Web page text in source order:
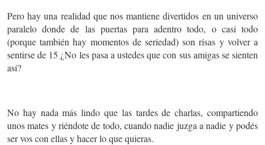
Pero hay una realidad que nos mantiene divertidos en un universo
paralelo donde de las puertas para adentro todo, o casi todo
(porque también hay momentos de seriedad) son risas y volver a
sentirse de 15 ¿No les pasa a ustedes que con sus amigas se sienten
así?
No hay nada más lindo que las tardes de charlas, compartiendo
unos mates y riéndote de todo, cuando nadie juzga a nadie y podés
ser vos con ellas y hacer lo que quieras.